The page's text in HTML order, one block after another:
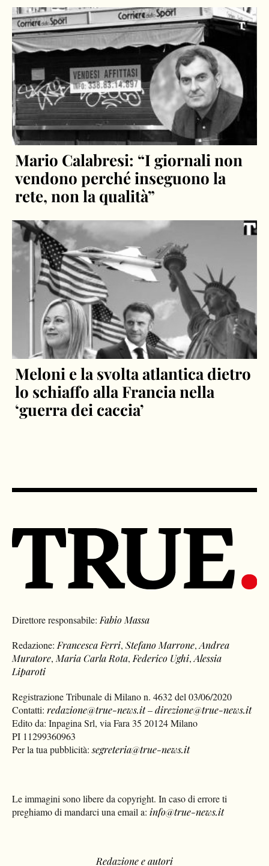
Mario Calabresi: “I giornali non
vendono perché inseguono la
rete, non la qualità”
Meloni e la svolta atlantica dietro
lo schiaffo alla Francia nella
‘guerra dei caccia’
Direttore responsabile:Fabio Massa
Redazione:Francesca Ferri,Stefano Marrone,Andrea
Muratore,Maria Carla Rota,Federico Ughi,Alessia
Liparoti
Registrazione Tribunale di Milano n. 4632 del 03/06/2020
Contatti:redazione@true-news.it–direzione@true-news.it
Edito da: Inpagina Srl, via Fara 35 20124 Milano
PI 11299360963
Per la tua pubblicità:segreteria@true-news.it
Le immagini sono libere da copyright. In caso di errore ti
preghiamo di mandarci una email a: info@true-news.it
Redazione e autori